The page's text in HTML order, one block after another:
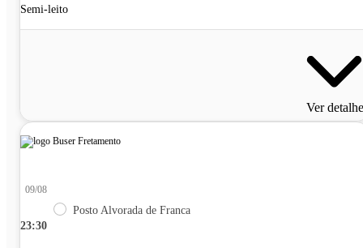
Semi-leito
Ver
23:30
09/08
Posto Alvorada de Franca